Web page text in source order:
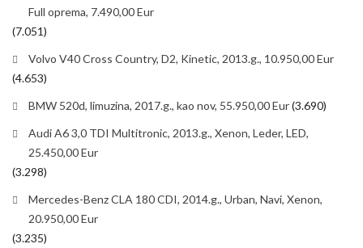
Full oprema, 7.490,00 Eur
(7.051)
Volvo V40 Cross Country, D2, Kinetic, 2013.g., 10.950,00 Eur
(4.653)
BMW 520d, limuzina, 2017.g., kao nov, 55.950,00 Eur(3.690)
Audi A6 3,0 TDI Multitronic, 2013.g., Xenon, Leder, LED,
25.450,00 Eur
(3.298)
Mercedes-Benz CLA 180 CDI, 2014.g., Urban, Navi, Xenon,
20.950,00 Eur
(3.235)